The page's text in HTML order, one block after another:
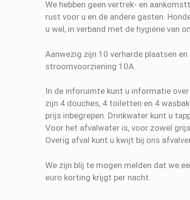
We hebben geen vertrek- en
rust voor u en de andere gasten.
u wel, in verband met de hygiëne van
Aanwezig zijn 10 verharde plaatsen
stroomvoorziening 10A.
In de inforuimte kunt u informatie
zijn 4 douches, 4 toiletten en 4
prijs inbegrepen. Drinkwater kunt u
Voor het afvalwater is, voor zowel
Overig afval kunt u kwijt bij ons
We zijn blij te mogen melden dat we
euro korting krijgt per nacht.